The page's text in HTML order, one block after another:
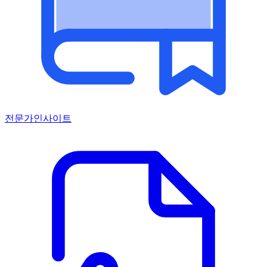
전문가인사이트